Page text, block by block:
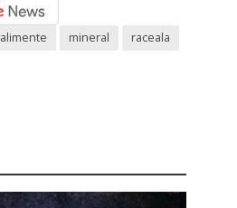
alimente mineral
raceala